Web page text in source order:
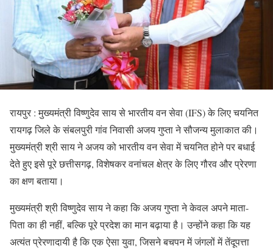
रायपुर : मुख्यमंत्री विष्णुदेव साय से भारतीय वन सेवा (IFS) के लिए चयनित
रायगढ़ जिले के संबलपुरी गांव निवासी अजय गुप्ता ने सौजन्य मुलाकात की।
मुख्यमंत्री श्री साय ने अजय को भारतीय वन सेवा में चयनित होने पर बधाई
देते हुए इसे पूरे छत्तीसगढ़, विशेषकर वनांचल क्षेत्र के लिए गौरव और प्रेरणा
का क्षण बताया।
मुख्यमंत्री श्री विष्णुदेव साय ने कहा कि अजय गुप्ता ने केवल अपने माता-
पिता का ही नहीं, बल्कि पूरे प्रदेश का मान बढ़ाया है। उन्होंने कहा कि यह
अत्यंत प्रेरणादायी है कि एक ऐसा युवा, जिसने बचपन में जंगलों में तेंदूपत्ता